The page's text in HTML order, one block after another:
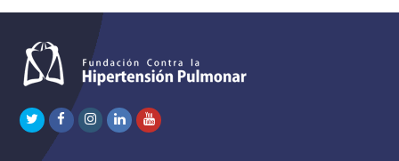
TwitterFacebook
Instagram
LinkedInYoutube